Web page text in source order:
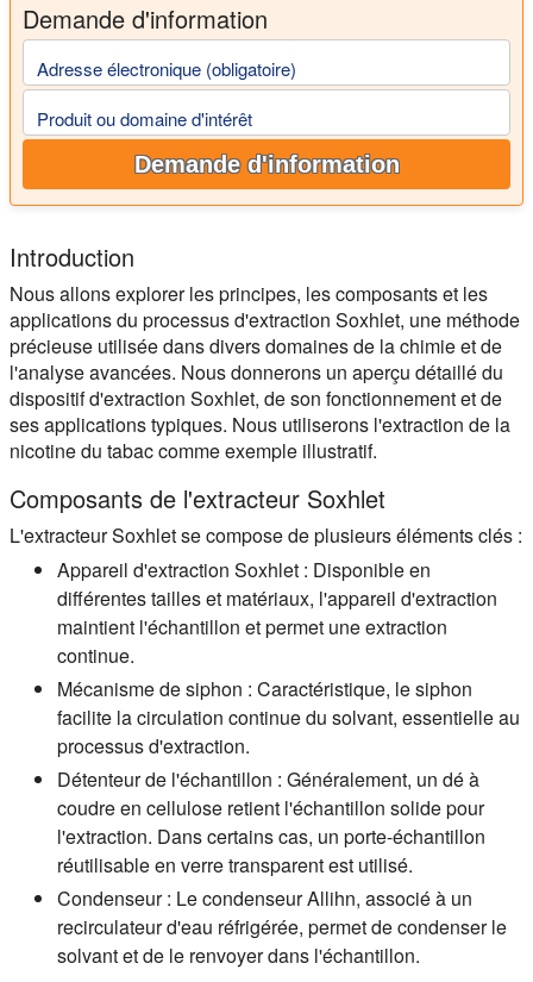
Demande d'information
Adresse électronique (obligatoire)
Produit ou domaine d'intérêt
Demande d'information
Introduction
Nous allons explorer les principes, les composants et les
applications du processus d'extraction Soxhlet, une méthode
précieuse utilisée dans divers domaines de la chimie et de
l'analyse avancées. Nous donnerons un aperçu détaillé du
dispositif d'extraction Soxhlet, de son fonctionnement et de
ses applications typiques. Nous utiliserons l'extraction de la
nicotine du tabac comme exemple illustratif.
Composants de l'extracteur Soxhlet
L'extracteur Soxhlet se compose de plusieurs éléments clés :
Appareil d'extraction Soxhlet : Disponible en
différentes tailles et matériaux, l'appareil d'extraction
maintient l'échantillon et permet une extraction
continue.
Mécanisme de siphon : Caractéristique, le siphon
facilite la circulation continue du solvant, essentielle au
processus d'extraction.
Détenteur de l'échantillon : Généralement, un dé à
coudre en cellulose retient l'échantillon solide pour
l'extraction. Dans certains cas, un porte-échantillon
réutilisable en verre transparent est utilisé.
Condenseur : Le condenseur Allihn, associé à un
recirculateur d'eau réfrigérée, permet de condenser le
solvant et de le renvoyer dans l'échantillon.